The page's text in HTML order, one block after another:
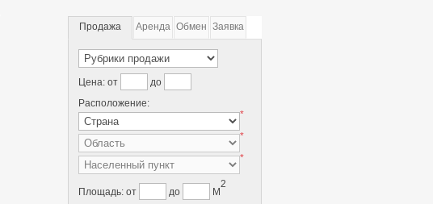
Продажа Аренда Обмен Заявка
Цена: от
до
Расположение:
*
*
*
Площадь: от до M
2